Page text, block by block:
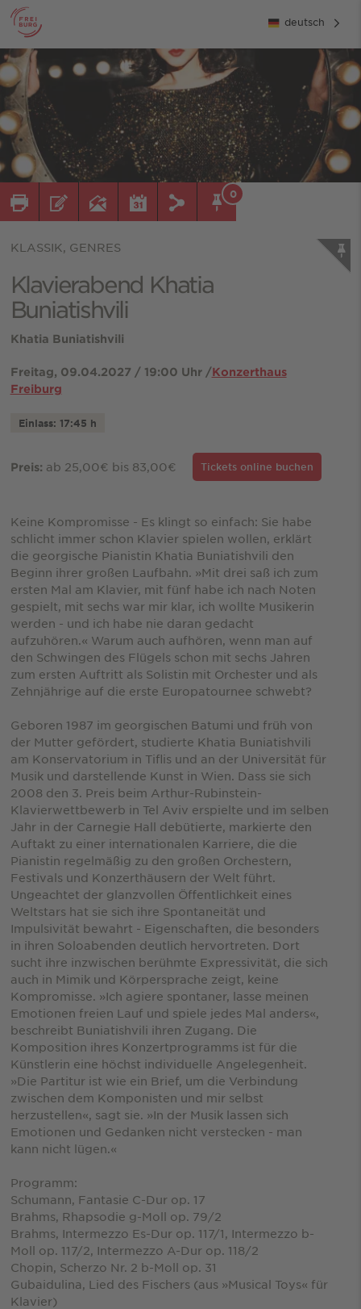
deutsch
0
KLASSIK, GENRES
Klavierabend Khatia
Buniatishvili
Khatia Buniatishvili
Freitag, 09.04.2027 / 19:00 Uhr /Konzerthaus
Freiburg
Einlass: 17:45 h
Preis: ab 25,00€ bis 83,00€ Tickets online buchen
Keine Kompromisse - Es klingt so einfach: Sie habe
schlicht immer schon Klavier spielen wollen, erklärt
die georgische Pianistin Khatia Buniatishvili den
Beginn ihrer großen Laufbahn. »Mit drei saß ich zum
ersten Mal am Klavier, mit fünf habe ich nach Noten
gespielt, mit sechs war mir klar, ich wollte Musikerin
werden - und ich habe nie daran gedacht
aufzuhören.« Warum auch aufhören, wenn man auf
den Schwingen des Flügels schon mit sechs Jahren
zum ersten Auftritt als Solistin mit Orchester und als
Zehnjährige auf die erste Europatournee schwebt?
Geboren 1987 im georgischen Batumi und früh von
der Mutter gefördert, studierte Khatia Buniatishvili
am Konservatorium in Tiflis und an der Universität für
Musik und darstellende Kunst in Wien. Dass sie sich
2008 den 3. Preis beim Arthur-Rubinstein-
Klavierwettbewerb in Tel Aviv erspielte und im selben
Jahr in der Carnegie Hall debütierte, markierte den
Auftakt zu einer internationalen Karriere, die die
Pianistin regelmäßig zu den großen Orchestern,
Festivals und Konzerthäusern der Welt führt.
Ungeachtet der glanzvollen Öffentlichkeit eines
Weltstars hat sie sich ihre Spontaneität und
Impulsivität bewahrt - Eigenschaften, die besonders
in ihren Soloabenden deutlich hervortreten. Dort
sucht ihre inzwischen berühmte Expressivität, die sich
auch in Mimik und Körpersprache zeigt, keine
Kompromisse. »Ich agiere spontaner, lasse meinen
Emotionen freien Lauf und spiele jedes Mal anders«,
beschreibt Buniatishvili ihren Zugang. Die
Komposition ihres Konzertprogramms ist für die
Künstlerin eine höchst individuelle Angelegenheit.
»Die Partitur ist wie ein Brief, um die Verbindung
zwischen dem Komponisten und mir selbst
herzustellen«, sagt sie. »In der Musik lassen sich
Emotionen und Gedanken nicht verstecken - man
kann nicht lügen.«
Programm:
Schumann, Fantasie C-Dur op. 17
Brahms, Rhapsodie g-Moll op. 79/2
Brahms, Intermezzo Es-Dur op. 117/1, Intermezzo b-
Moll op. 117/2, Intermezzo A-Dur op. 118/2
Chopin, Scherzo Nr. 2 b-Moll op. 31
Gubaidulina, Lied des Fischers (aus »Musical Toys« für
Klavier)